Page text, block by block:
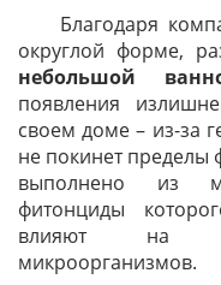
Благодаря
округлой форме,
небольшой
появления
своем доме – из-за
не покинет пределы
выполнено из
фитонциды
влияют на
микроорганизмов.